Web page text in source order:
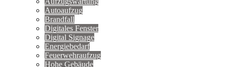
Autoaufzug
Brandfall
Digitales Fenster
Digital Signage
Energiebedarf
Feuerwehraufzug
Hohe Gebäude